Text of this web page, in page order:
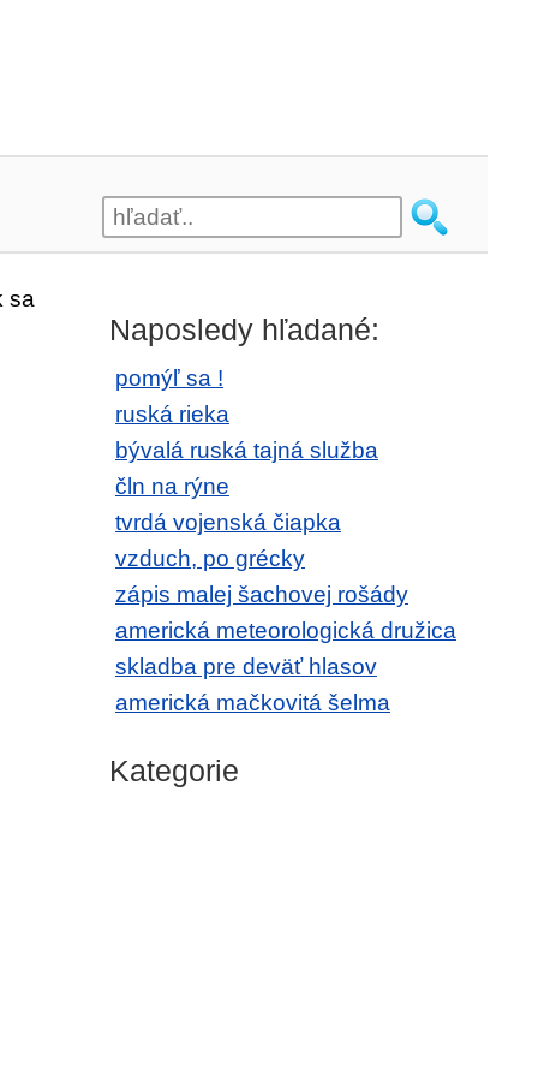
sa
Naposledy hľadané:
pomýľ sa !
ruská rieka
bývalá ruská tajná služba
čln na rýne
tvrdá vojenská čiapka
vzduch, po grécky
zápis malej šachovej rošády
americká meteorologická družica
skladba pre deväť hlasov
americká mačkovitá šelma
Kategorie